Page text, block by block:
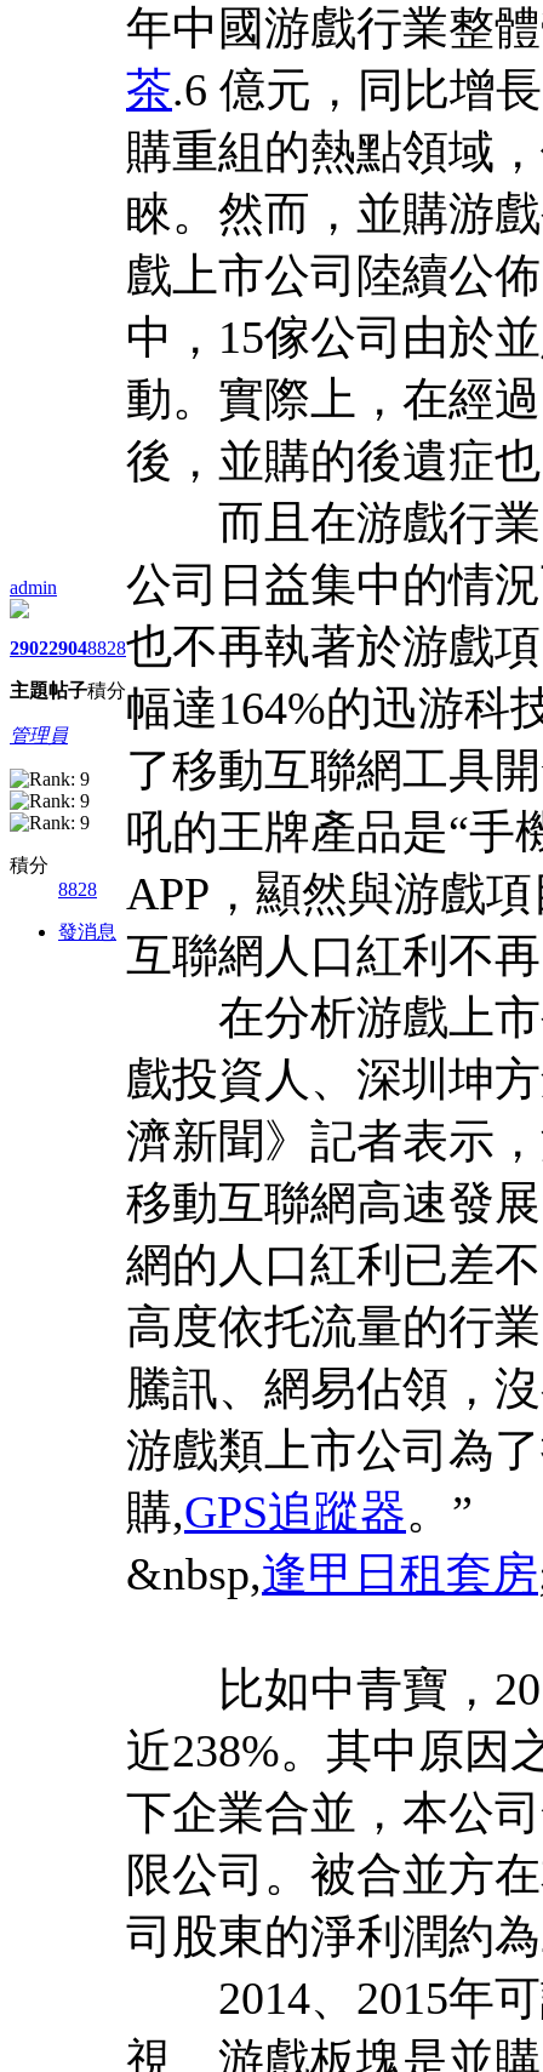
admin
2902
主題
2904
帖子
8828
積分
管理員
積分
8828
發消息
年中國游戲行業整
茶.6 億元，同比增
購重組的熱點領域
睞。然而，並購游
戲上市公司陸續公
中，15傢公司由於
動。實際上，在經
後，並購的後遺症
而且在游戲行業
公司日益集中的情
也不再執著於游戲
幅達164%的迅游科
了移動互聯網工具
吼的王牌產品是“手
APP，顯然與游戲
互聯網人口紅利不
在分析游戲上市
戲投資人、深圳坤
濟新聞》記者表示
移動互聯網高速發
網的人口紅利已差
高度依托流量的行
騰訊、網易佔領，
游戲類上市公司為
購,GPS追蹤器。”
&nbsp,逢甲日租套房
比如中青寶，
近238%。其中原因
下企業合並，本公
限公司。被合並方
司股東的淨利潤約
2014、2015年可
視、游戲板塊是並